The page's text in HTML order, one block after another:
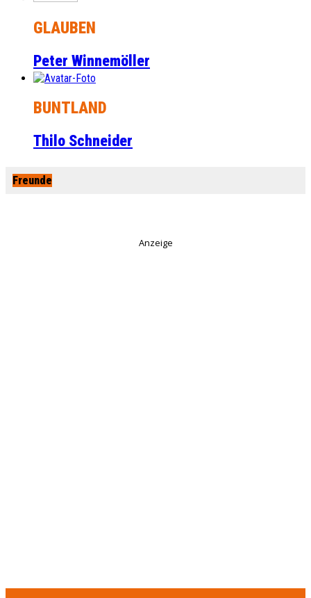
GLAUBEN
Peter Winnemöller
BUNTLAND
Thilo Schneider
Freunde
Anzeige